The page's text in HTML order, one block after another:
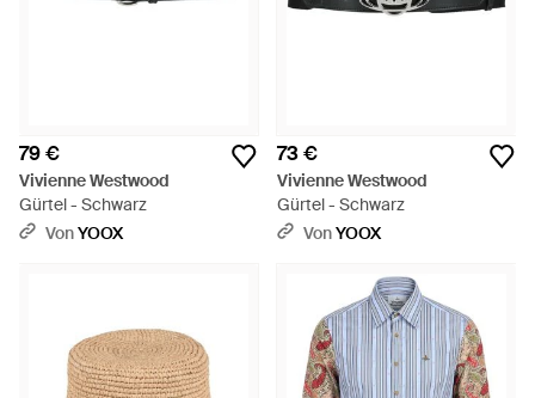
79 €
Vivienne Westwood
Gürtel - Schwarz
VonYOOX
73 €
Vivienne Westwood
Gürtel - Schwarz
VonYOOX